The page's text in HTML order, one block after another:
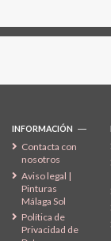
INFORMACIÓN
Contacta con
nosotros
Aviso legal |
Pinturas
Málaga Sol
Política de
Privacidad de